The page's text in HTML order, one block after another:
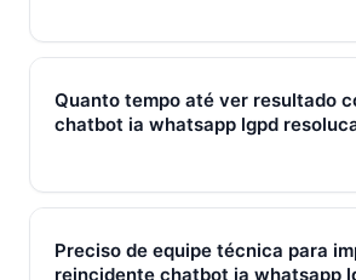
Sim — e quanto antes melhor.
do que com 30. O SocialHub
Quanto tempo até ver resultado
chatbot ia whatsapp lgpd
Métricas de processo (tempo de
Preciso de equipe técnica para
reincidente chatbot ia whatsapp